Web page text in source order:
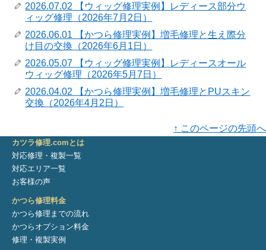
2026.07.02 【ウィッグ修理実例】レディース部分ウ
ィッグ修理（2026年7月2日）
2026.06.01 【かつら修理実例】増毛修理と生え際分
け目の交換（2026年6月1日）
2026.05.07 【ウィッグ修理実例】レディースオール
ウィッグ修理（2026年5月7日）
2026.04.02 【かつら修理実例】増毛修理とPUスキン
交換（2026年4月2日）
↑ このページの先頭へ
カツラ修理.comとは
対応修理・複製一覧
対応エリア一覧
お客様の声
かつら修理料金
かつら修理までの流れ
かつらオプション料金
修理・複製実例